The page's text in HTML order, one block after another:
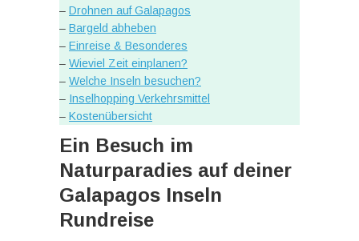
– Drohnen auf Galapagos
– Bargeld abheben
– Einreise & Besonderes
– Wieviel Zeit einplanen?
– Welche Inseln besuchen?
– Inselhopping Verkehrsmittel
– Kostenübersicht
Ein Besuch im
Naturparadies auf deiner
Galapagos Inseln
Rundreise